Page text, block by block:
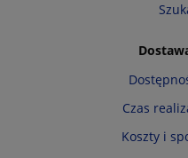
Czas
Koszty i